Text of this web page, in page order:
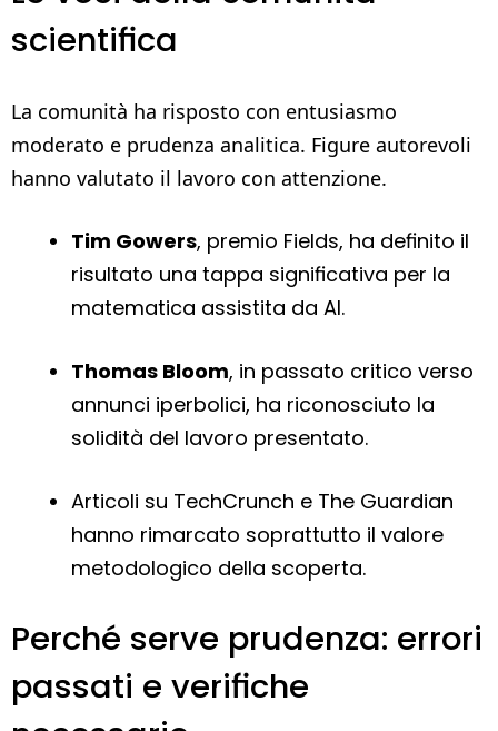
scientifica
La comunità ha risposto con entusiasmo
moderato e prudenza analitica. Figure autorevoli
hanno valutato il lavoro con attenzione.
Tim Gowers, premio Fields, ha definito il
risultato una tappa significativa per la
matematica assistita da AI.
Thomas Bloom, in passato critico verso
annunci iperbolici, ha riconosciuto la
solidità del lavoro presentato.
Articoli su TechCrunch e The Guardian
hanno rimarcato soprattutto il valore
metodologico della scoperta.
Perché serve prudenza: errori
passati e verifiche